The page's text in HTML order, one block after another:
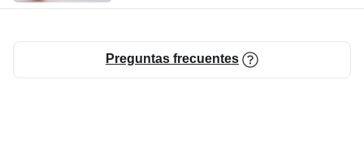
Preguntas frecuentes